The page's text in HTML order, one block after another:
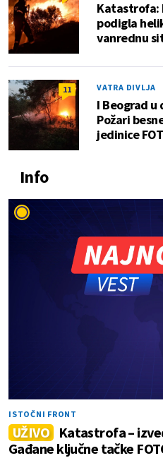
Katastrofa:
podigla
vanrednu
11 VATRA DIVLJA
I Beograd
Požari
jedinice
Info
ISTOČNI FRONT
UŽIVO Katastrofa –
Gađane ključne tačke